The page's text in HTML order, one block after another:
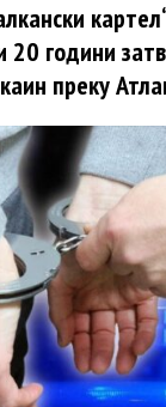
20 години
преку